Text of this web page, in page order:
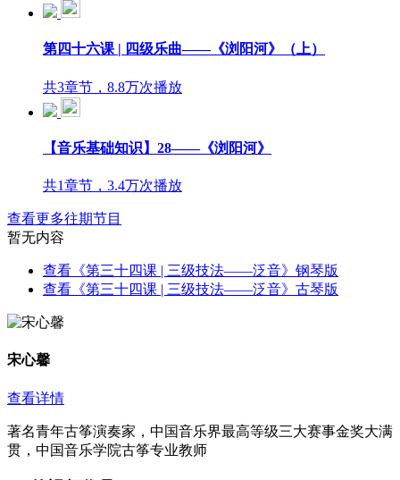
第四十六课 | 四级乐曲——《浏阳河》（上）
共3章节，8.8万次播放
【音乐基础知识】28——《浏阳河》
共1章节，3.4万次播放
查看更多往期节目
暂无内容
查看《第三十四课 | 三级技法——泛音》钢琴版
查看《第三十四课 | 三级技法——泛音》古琴版
宋心馨
查看详情
著名青年古筝演奏家，中国音乐界最高等级三大赛事金奖大满
贯，中国音乐学院古筝专业教师